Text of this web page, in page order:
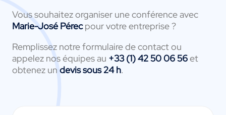
Vous souhaitez organiser une conférence avec
Marie-José Pérecpour votre entreprise ?
Remplissez notre formulaire de contact ou
appelez nos équipes au +33 (1) 42 50 06 56et
obtenez un devis sous 24 h.